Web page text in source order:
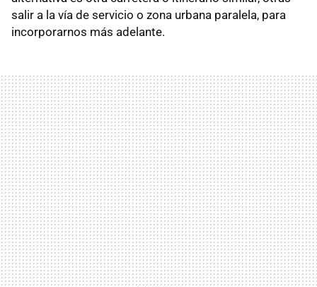
salir a la vía de servicio o zona urbana paralela, para
incorporarnos más adelante.